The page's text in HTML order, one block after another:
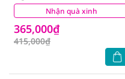
Nhận quà xinh
365,000₫
415,000₫
(0)